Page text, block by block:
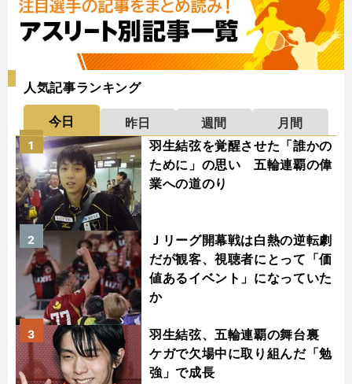
人気記事ランキング
今日 昨日 週間
月間
羽生結弦を覚醒させた「誰かの
ために」の思い 五輪連覇の偉
業への道のり
1
Ｊリーグ開幕戦は白熱の逆転劇
だが観客、視聴者にとって「価
値あるイベント」になっていた
か
2
羽生結弦、五輪連覇の舞台裏
ケガで欠場中に取り組んだ「勉
強」で成長
3